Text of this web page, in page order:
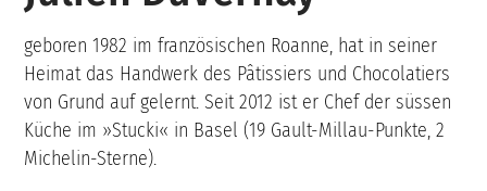
geboren 1982 im französischen Roanne, hat in seiner
Heimat das Handwerk des Pâtissiers und Chocolatiers
von Grund auf gelernt. Seit 2012 ist er Chef der süssen
Küche im »Stucki« in Basel (19 Gault-Millau-Punkte, 2
Michelin-Sterne).